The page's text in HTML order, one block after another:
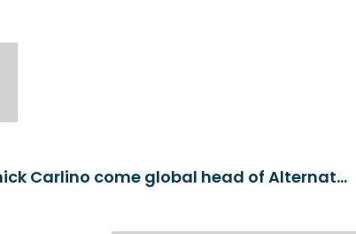
PGIM Investments nomina Dominick Carlino come global head of Alternative Investments